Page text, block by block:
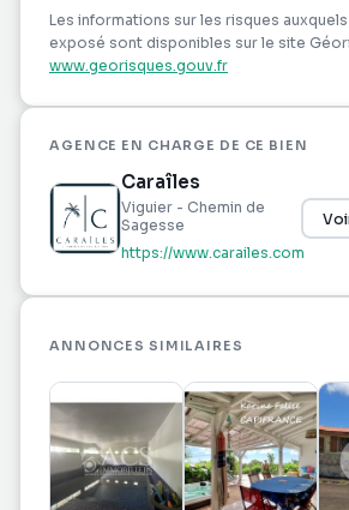
Emprise au sol : 30%
Possibilité de division pour
Contactez-nous dès
une visite et découvrir tout le
Les informations sur les risques
est exposé sont disponibles sur
georisques.gouv.fr
Les informations sur les risques
exposé sont disponibles sur le site
www.georisques.gouv.fr
AGENCE EN CHARGE DE CE BIEN
Caraîles
Viguier - Chemin de
Sagesse
https://www.carailes.com
ANNONCES SIMILAIRES